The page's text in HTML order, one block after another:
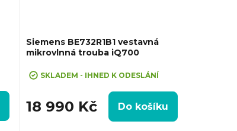
Siemens BE732R1B1 vestavná
mikrovlnná trouba iQ700
SKLADEM - IHNED K ODESLÁNÍ
18 990 Kč Do košíku